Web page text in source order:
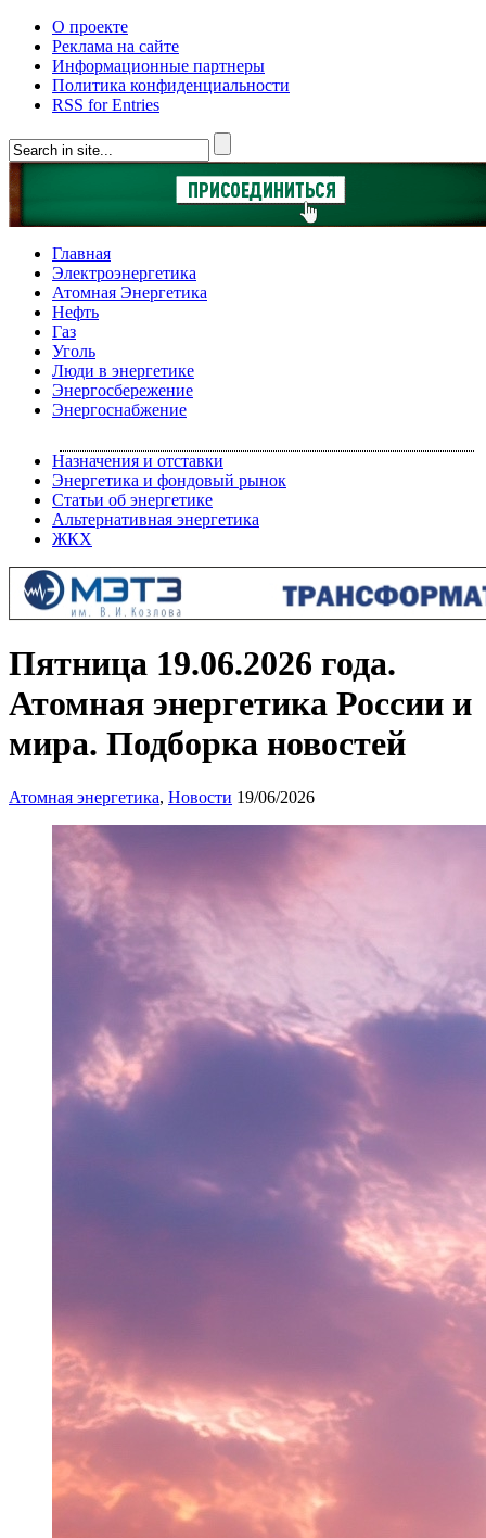
О проекте
Реклама на сайте
Информационные партнеры
Политика конфиденциальности
RSS for Entries
Главная
Электроэнергетика
Атомная Энергетика
Нефть
Газ
Уголь
Люди в энергетике
Энергосбережение
Энергоснабжение
Назначения и отставки
Энергетика и фондовый рынок
Статьи об энергетике
Альтернативная энергетика
ЖКХ
Пятница 19.06.2026 года.
Атомная энергетика России и
мира. Подборка новостей
Атомная энергетика, Новости 19/06/2026